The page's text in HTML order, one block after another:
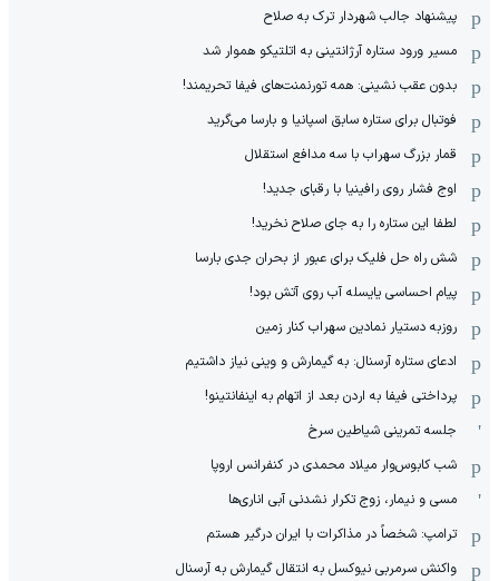
پیشنهاد جالب شهردار ترک به صلاح
مسیر ورود ستاره آرژانتینی به اتلتیکو هموار شد
بدون عقب نشینی: همه تورنمنت‌های فیفا تحریمند!
فوتبال برای ستاره سابق اسپانیا و بارسا می‌گرید
قمار بزرگ سهراب با سه مدافع استقلال
اوج فشار روی رافینیا با رقبای جدید!
لطفا این ستاره را به جای صلاح نخرید!
شش راه حل فلیک برای عبور از بحران جدی بارسا
پیام احساسی یایسله آب روی آتش بود!
روزبه دستیار نمادین سهراب کنار زمین
ادعای ستاره آرسنال: به گیمارش و وینی نیاز داشتیم
پرداختی فیفا به اردن بعد از اتهام به اینفانتینو!
جلسه تمرینی شیاطین سرخ
شب کابوس‌وار میلاد محمدی در کنفرانس اروپا
مسی و نیمار، زوج تکرار نشدنی آبی اناری‌ها
ترامپ: شخصاً در مذاکرات با ایران درگیر هستم
واکنش سرمربی نیوکسل به انتقال گیمارش به آرسنال